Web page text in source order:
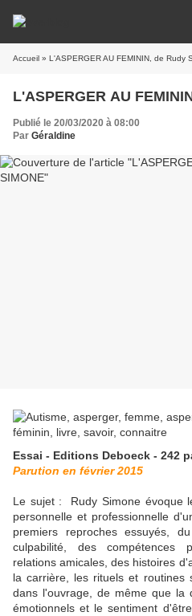
Accueil » L'ASPERGER AU FEMININ, de Rudy
L'ASPERGER AU
Publié le 20/03/2020 à 08:00
Par Géraldine
Essai - Editions Deboeck - 242
Parution en février 2015
Le sujet :
Rudy Simone évoque
personnelle et professionnelle
premiers reproches essuyés,
culpabilité, des compétences
relations amicales, des histoires
la carrière, les rituels et routines
dans l'ouvrage, de même que la
émotionnels et le sentiment